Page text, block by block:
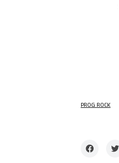
PROG ROCK